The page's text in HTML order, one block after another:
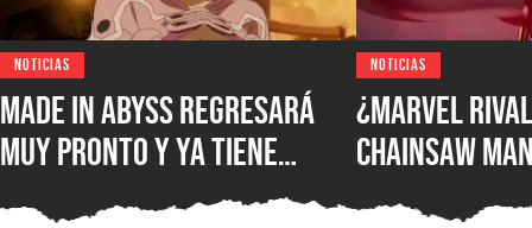
NOTICIAS
Made in Abyss regresará
muy pronto y ya tiene
ventana de estreno, la
NOTICIAS
¿Marvel
Chainsaw
comparan a